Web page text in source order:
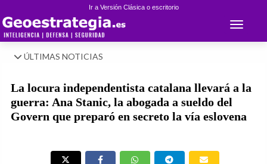
Ir a Versión Clásica o escritorio
Toggle
ÚLTIMAS NOTICIAS
La locura independentista catalana llevará a la
guerra: Ana Stanic, la abogada a sueldo del
Govern que preparó en secreto la vía eslovena